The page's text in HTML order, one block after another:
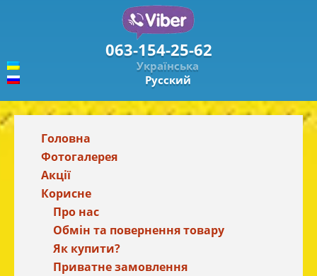
063-154-25-62
Українська
Русский
Головна
Фотогалерея
Акції
Корисне
Про нас
Обмін та повернення товару
Як купити?
Приватне замовлення